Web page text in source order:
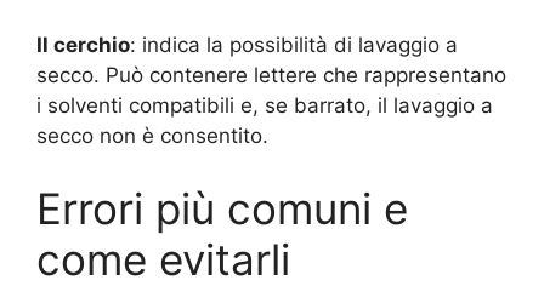
Il cerchio: indica la possibilità di lavaggio a
secco. Può contenere lettere che rappresentano
i solventi compatibili e, se barrato, il lavaggio a
secco non è consentito.
Errori più comuni e
come evitarli